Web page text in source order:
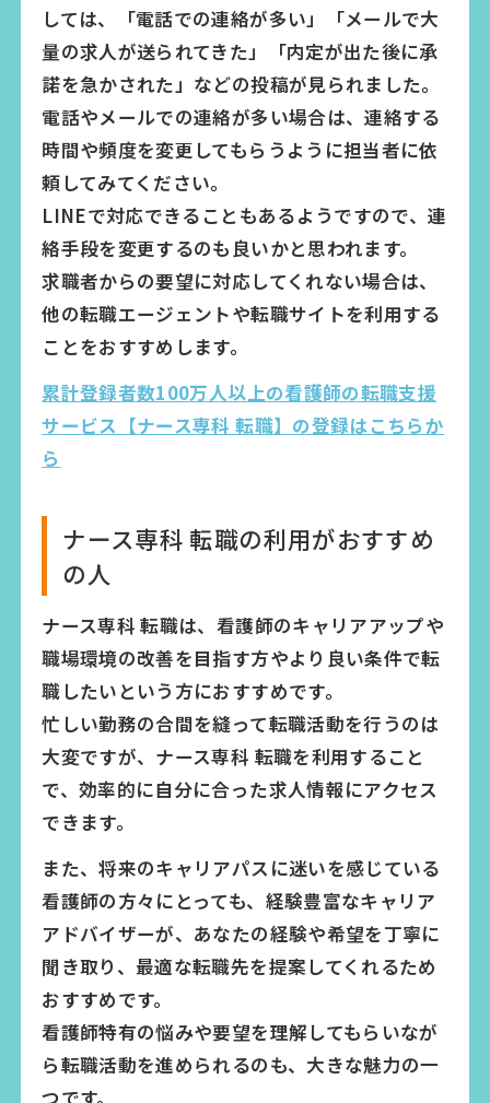
しては、「電話での連絡が多い」「メールで大
量の求人が送られてきた」「内定が出た後に承
諾を急かされた」などの投稿が見られました。
電話やメールでの連絡が多い場合は、連絡する
時間や頻度を変更してもらうように担当者に依
頼してみてください。
LINEで対応できることもあるようですので、連
絡手段を変更するのも良いかと思われます。
求職者からの要望に対応してくれない場合は、
他の転職エージェントや転職サイトを利用する
ことをおすすめします。
累計登録者数100万人以上の看護師の転職支援
サービス【ナース専科 転職】の登録はこちらか
ら
ナース専科 転職の利用がおすすめ
の人
ナース専科 転職は、看護師のキャリアアップや
職場環境の改善を目指す方やより良い条件で転
職したいという方におすすめです。
忙しい勤務の合間を縫って転職活動を行うのは
大変ですが、ナース専科 転職を利用すること
で、効率的に自分に合った求人情報にアクセス
できます。
また、将来のキャリアパスに迷いを感じている
看護師の方々にとっても、経験豊富なキャリア
アドバイザーが、あなたの経験や希望を丁寧に
聞き取り、最適な転職先を提案してくれるため
おすすめです。
看護師特有の悩みや要望を理解してもらいなが
ら転職活動を進められるのも、大きな魅力の一